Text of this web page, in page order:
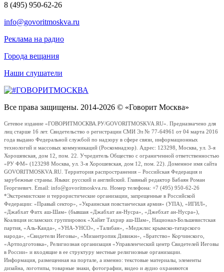
8 (495) 950-62-26
info@govoritmoskva.ru
Реклама на радио
Города вещания
Наши слушатели
Все права защищены. 2014-2026 © «Говорит Москва»
Сетевое издание «ГОВОРИТМОСКВА.РУ/GOVORITMOSKVA.RU». Предназначено для
лиц старше 16 лет. Свидетельство о регистрации СМИ Эл № 77-64961 от 04 марта 2016
года выдано Федеральной службой по надзору в сфере связи, информационных
технологий и массовых коммуникаций (Роскомнадзор). Адрес: 123298, Москва, ул. 3-я
Хорошевская, дом 12, пом. 22. Учредитель Общество с ограниченной ответственностью
«РУ ФМ» (123298 Москва, ул. 3-я Хорошевская, дом 12, пом. 22). Доменное имя сайта
GOVORITMOSKVA.RU. Территория распространения – Российская Федерация и
зарубежные страны. Языки: русский и английский. Главный редактор Бабаян Роман
Георгиевич. Email: info@govoritmoskva.ru. Номер телефона: +7 (495) 950-62-26
*Экстремистские и террористические организации, запрещенные в Российской
Федерации: «Правый сектор», «Украинская повстанческая армия» (УПА), «ИГИЛ»,
«Джабхат Фатх аш-Шам» (бывшая «Джабхат ан-Нусра», «Джебхат ан-Нусра»),
Коалиция исламских группировок «Хайят Тахрир аш-Шам», Национал-Большевистская
партия, «Аль-Каида», «УНА-УНСО», «Талибан», «Меджлис крымско-татарского
народа», «Свидетели Иеговы», «Мизантропик Дивижн», «Братство» Корчинского,
«Артподготовка», Религиозная организация «Управленческий центр Свидетелей Иеговы
в России» и входящие в ее структуру местные религиозные организации.
Информация, размещенная на портале, а именно: текстовые материалы, элементы
дизайна, логотипы, товарные знаки, фотографии, видео и аудио охраняются